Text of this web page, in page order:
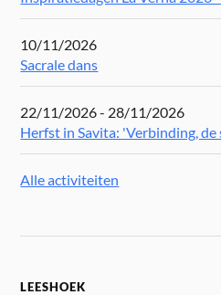
10/11/2026
Sacrale dans
22/11/2026 - 28/11/2026
Herfst in Savita: 'Verbinding,
Alle activiteiten
LEESHOEK